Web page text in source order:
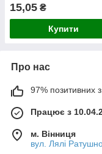
15,05 ₴
Купити
Про нас
97% позитивних з
Працює з
м. Вінниця
вул. Лялі